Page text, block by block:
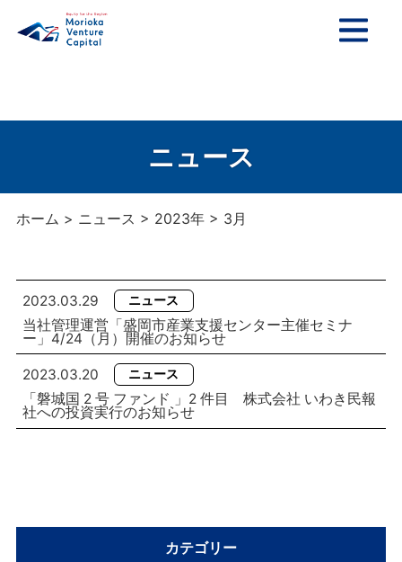
事業紹介
採用情報
アクセス
サイトマップ
ニュース
ホーム > ニュース > 2023年> 3月
2023.03.29 ニュース
当社管理運営「盛岡市産業支援センター主催セミナ
ー」4/24（月）開催のお知らせ
2023.03.20 ニュース
「磐城国 2 号 ファンド 」2 件目 株式会社 いわき民報
社への投資実行のお知らせ
カテゴリー